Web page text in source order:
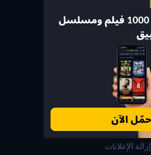
إزالة الإعلانات